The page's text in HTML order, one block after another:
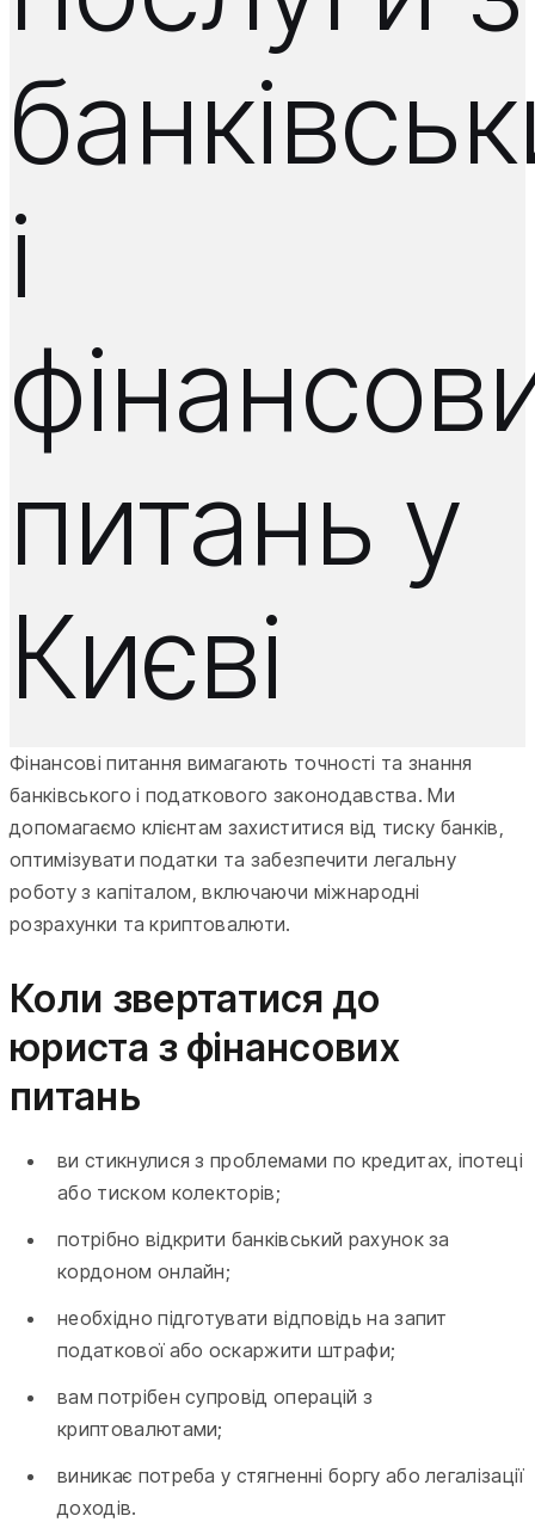
і
питань у
Києві
Фінансові питання вимагають точності та знання
банківського і податкового законодавства. Ми
допомагаємо клієнтам захиститися від тиску банків,
оптимізувати податки та забезпечити легальну
роботу з капіталом, включаючи міжнародні
розрахунки та криптовалюти.
Коли звертатися до
юриста з фінансових
питань
ви стикнулися з проблемами по кредитах, іпотеці
або тиском колекторів;
потрібно відкрити банківський рахунок за
кордоном онлайн;
необхідно підготувати відповідь на запит
податкової або оскаржити штрафи;
вам потрібен супровід операцій з
криптовалютами;
виникає потреба у стягненні боргу або легалізації
доходів.